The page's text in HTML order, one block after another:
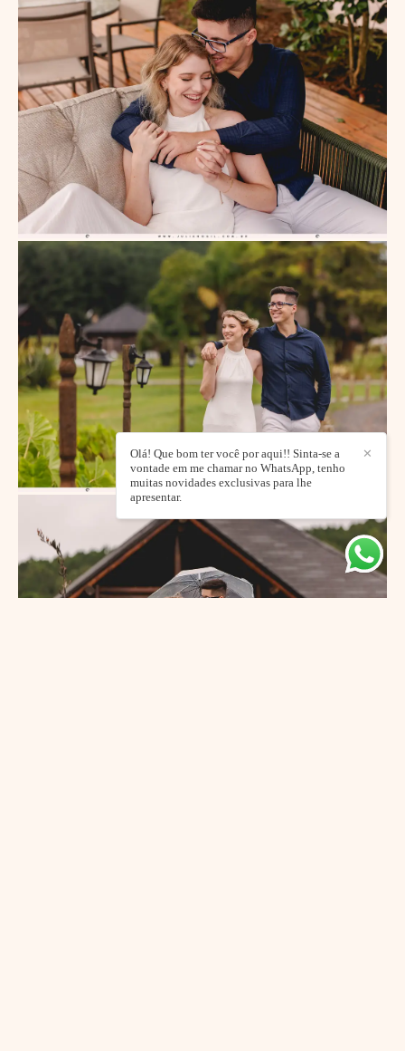
✕
Olá! Que bom ter você por aqui!! Sinta-se a
vontade em me chamar no WhatsApp, tenho
muitas novidades exclusivas para lhe
apresentar.